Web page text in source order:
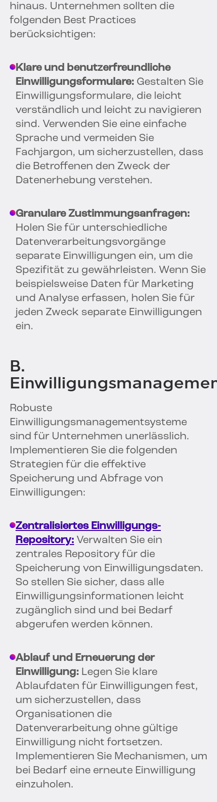
hinaus. Unternehmen sollten die
folgenden Best Practices
berücksichtigen:
Klare und benutzerfreundliche
Einwilligungsformulare: Gestalten Sie
Einwilligungsformulare, die leicht
verständlich und leicht zu navigieren
sind. Verwenden Sie eine einfache
Sprache und vermeiden Sie
Fachjargon, um sicherzustellen, dass
die Betroffenen den Zweck der
Datenerhebung verstehen.
Granulare Zustimmungsanfragen:
Holen Sie für unterschiedliche
Datenverarbeitungsvorgänge
separate Einwilligungen ein, um die
Spezifität zu gewährleisten. Wenn Sie
beispielsweise Daten für Marketing
und Analyse erfassen, holen Sie für
jeden Zweck separate Einwilligungen
ein.
B.
Robuste
Einwilligungsmanagementsysteme
sind für Unternehmen unerlässlich.
Implementieren Sie die folgenden
Strategien für die effektive
Speicherung und Abfrage von
Einwilligungen:
Zentralisiertes Einwilligungs-
Repository: Verwalten Sie ein
zentrales Repository für die
Speicherung von Einwilligungsdaten.
So stellen Sie sicher, dass alle
Einwilligungsinformationen leicht
zugänglich sind und bei Bedarf
abgerufen werden können.
Ablauf und Erneuerung der
Einwilligung: Legen Sie klare
Ablaufdaten für Einwilligungen fest,
um sicherzustellen, dass
Organisationen die
Datenverarbeitung ohne gültige
Einwilligung nicht fortsetzen.
Implementieren Sie Mechanismen, um
bei Bedarf eine erneute Einwilligung
einzuholen.